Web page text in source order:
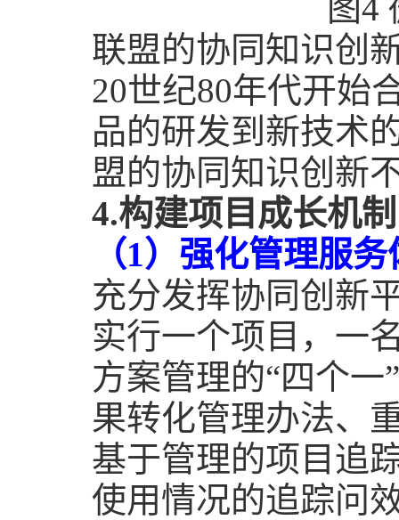
图4
联盟的协同知识创
20世纪80年代开始
品的研发到新技术
盟的协同知识创新
4.构建项目成长机制
（1）强化管理服务
充分发挥协同创新
实行一个项目，一
方案管理的“四个
果转化管理办法、
基于管理的项目追
使用情况的追踪问